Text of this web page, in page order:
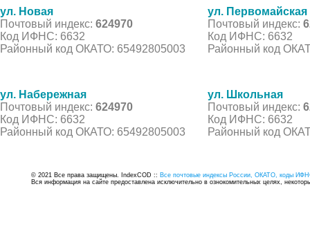
ул. Новая
Почтовый индекс: 624970
Код ИФНС: 6632
Районный код ОКАТО: 65492805003
ул. Первомайская
Почтовый индекс:
Код ИФНС: 6632
Районный код
ул. Набережная
Почтовый индекс: 624970
Код ИФНС: 6632
Районный код ОКАТО: 65492805003
ул. Школьная
Почтовый индекс:
Код ИФНС: 6632
Районный код
© 2021 Все права защищены. IndexCOD :: Все почтовые индексы России, ОКАТО, коды
Вся информация на сайте предоставлена исключительно в ознокомительных целях,